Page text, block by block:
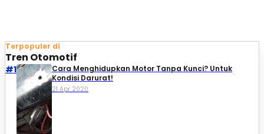
Terpopuler di
Tren Otomotif
#1
Cara Menghidupkan Motor Tanpa Kunci? Untuk
Kondisi Darurat!
21 Apr 2020